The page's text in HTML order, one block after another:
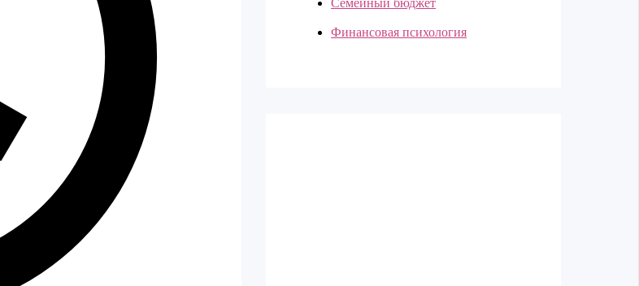
Семейный бюджет
Финансовая психология